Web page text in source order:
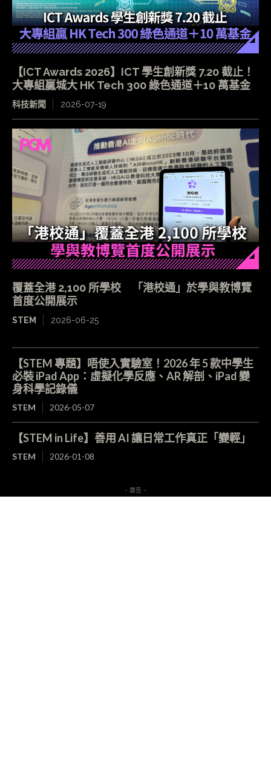
【ICT Awards 2026】ICT 學生創新獎 7.20 截止！
大專組贏城大 HK Tech 300 綠色通道＋10 萬基金
科技新聞 2026-07-19
覆蓋全港 2,100 所學校 「港校通」於學與教博覽
首度公開展示
STEM 2026-06-25
【STEM 專題】唔使入實驗室！2026 年 5 款中學生
必裝 iPad App：虛擬化學反應、AR 解剖、iPad 變
身科學記錄儀
STEM 2026-05-07
【STEM in Life】善用 AI 讓日常工作真正「變輕」
STEM 2026-01-08
- 廣告 -